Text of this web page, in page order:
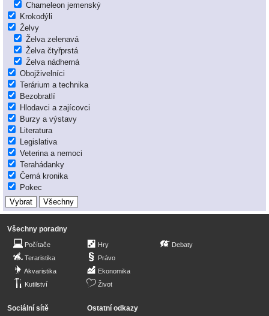
Chameleon jemenský
Krokodýli
Želvy
Želva zelenavá
Želva čtyřprstá
Želva nádherná
Obojživelníci
Terárium a technika
Bezobratlí
Hlodavci a zajícovci
Burzy a výstavy
Literatura
Legislativa
Veterina a nemoci
Terahádanky
Černá kronika
Pokec
Všechny poradny
Počítače
Teraristika
Akvaristika
Kutilství
Hry
Právo
Ekonomika
Život
Debaty
Sociální sítě Ostatní odkazy